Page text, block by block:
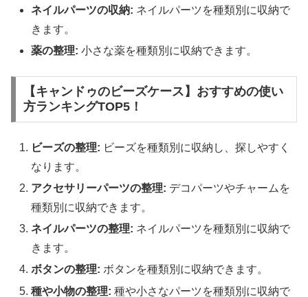
ネイルパーツの収納: ネイルパーツを種類別に収納で
きます。
薬の整理: 小さな薬を種類別に収納できます。
【キャンドゥのビーズケース】おすすめの使い
方ランキングTOP5！
ビーズの整理: ビーズを種類別に収納し、探しやすく
なります。
アクセサリーパーツの整理: デコパーツやチャームを
種類別に収納できます。
ネイルパーツの整理: ネイルパーツを種類別に収納で
きます。
ボタンの整理: ボタンを種類別に収納できます。
種や小物の整理: 種や小さなパーツを種類別に収納で